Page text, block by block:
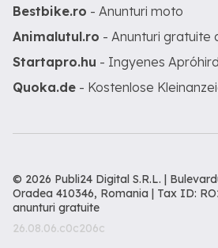
Bestbike.ro - Anunturi moto
Animalutul.ro - Anunturi gratuite
Startapro.hu - Ingyenes
Quoka.de - Kostenlose
© 2026 Publi24 Digital S.R.L. |
Oradea 410346, Romania | Tax ID:
anunturi gratuite
26.08.06.c0c206c